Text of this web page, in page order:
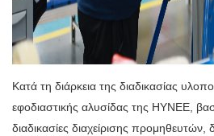
Κατά τη διάρκεια της διαδικασίας
εφοδιαστικής αλυσίδας της HYNEE,
διαδικασίες διαχείρισης